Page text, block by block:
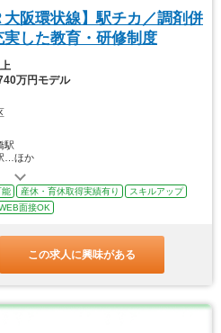
大阪環状線】駅チカ／調剤併
した教育・研修制度
万円モデル
駅
…ほか
能 産休・育休取得実績有り
スキルアップ
面接OK
この求人に興味がある